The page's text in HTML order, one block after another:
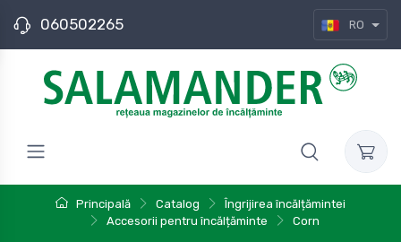
060502265 RO
Principală Catalog
Îngrijirea încălțămintei
Accesorii pentru încălțăminte
Corn